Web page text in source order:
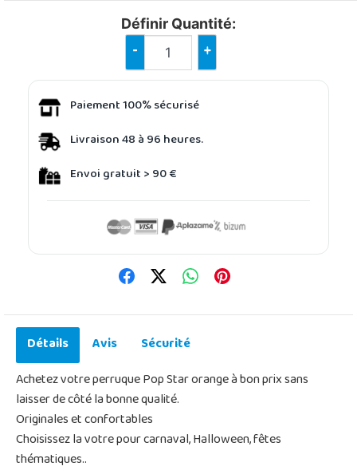
Définir Quantité:
- +
Paiement 100% sécurisé
Livraison 48 à 96 heures.
Envoi gratuit > 90 €
Détails Avis
Sécurité
Achetez votre perruque Pop Star orange à bon prix sans
laisser de côté la bonne qualité.
Originales et confortables
Choisissez la votre pour carnaval, Halloween, fêtes
thématiques..